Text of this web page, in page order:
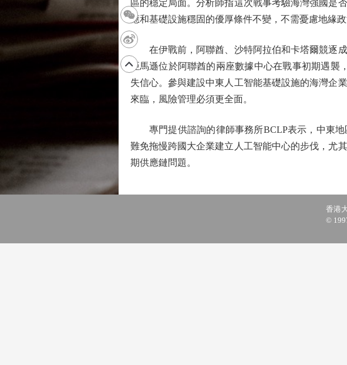
區的穩定局面。分析師指這次戰事考驗海灣強國是
應和基礎設施穩固的優厚條件不變，不需憂慮地緣
在伊戰前，阿聯酋、沙特阿拉伯和卡塔爾競逐成
亞馬遜位於阿聯酋的兩座數據中心在戰事初期遇襲
失信心。參與建設中東人工智能基礎設施的海灣企
來臨，風險管理必須更全面。
專門提供諮詢的律師事務所BCLP表示，中東地
難免拖慢跨國大企業建立人工智能中心的步伐，尤
期供應鏈問題。
香港
©